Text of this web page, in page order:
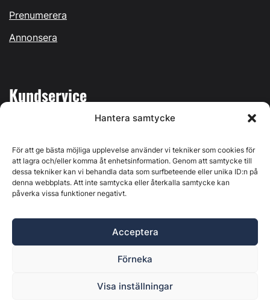
Hantera samtycke
För att ge bästa möjliga upplevelse använder vi tekniker som cookies för
att lagra och/eller komma åt enhetsinformation. Genom att samtycke till
dessa tekniker kan vi behandla data som surfbeteende eller unika ID:n på
denna webbplats. Att inte samtycka eller återkalla samtycke kan
påverka vissa funktioner negativt.
Acceptera
Förneka
Visa inställningar
Prenumerera
Annonsera
Kundservice
Kontakta oss
Östernäsvägen 1, 827 32 Ljusdal, org.nr: 556625-6425 -
Ansvarig utgivare: Henrik Ekberg. Innehållet på denna
webbplats är upphovsrättsligt skyddat. Ange källa vid citering.
Byggvärlden är en del avMarknadsdatagruppen
Policy för datahantering, integritet och cookies